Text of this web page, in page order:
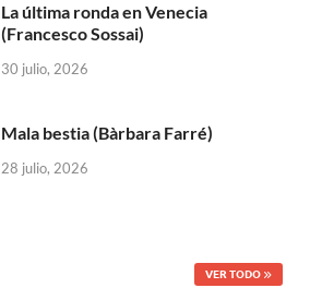
La última ronda en Venecia
(Francesco Sossai)
30 julio, 2026
Mala bestia (Bàrbara Farré)
28 julio, 2026
VER TODO